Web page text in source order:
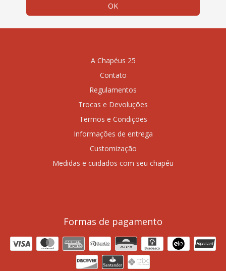
A Chapéus 25
Contato
Regulamentos
Trocas e Devoluções
Termos e Condições
Informações de entrega
Customização
Medidas e cuidados com seu chapéu
Formas de pagamento